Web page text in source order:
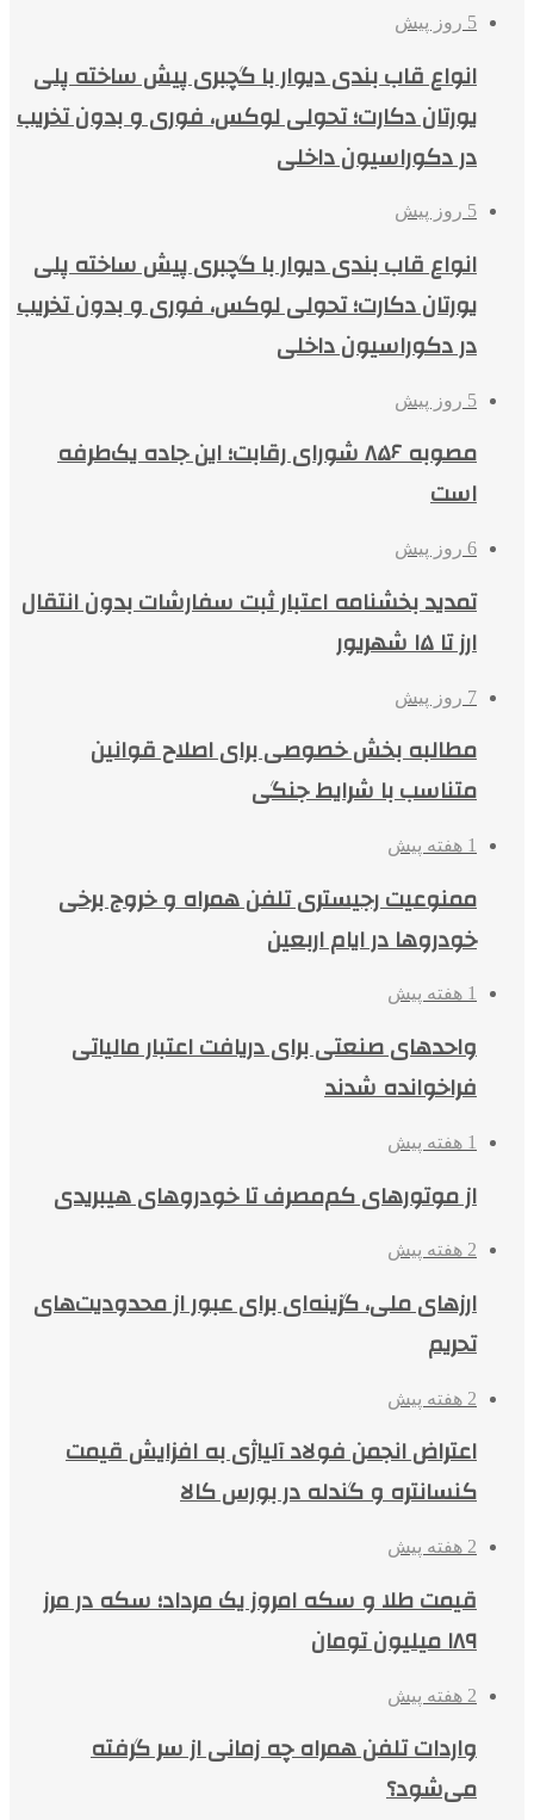
5 روز پیش
انواع قاب بندی دیوار با گچبری پیش ساخته پلی
یورتان دکارت؛ تحولی لوکس، فوری و بدون تخریب
در دکوراسیون داخلی
5 روز پیش
انواع قاب بندی دیوار با گچبری پیش ساخته پلی
یورتان دکارت؛ تحولی لوکس، فوری و بدون تخریب
در دکوراسیون داخلی
5 روز پیش
مصوبه ۸۵۶ شورای رقابت؛ این جاده یک‌طرفه
است
6 روز پیش
تمدید بخشنامه اعتبار ثبت سفارشات بدون انتقال
ارز تا ۱۵ شهریور
7 روز پیش
مطالبه بخش خصوصی برای اصلاح قوانین
متناسب با شرایط جنگی
1 هفته پیش
ممنوعیت رجیستری تلفن همراه و خروج برخی
خودروها در ایام اربعین
1 هفته پیش
واحدهای صنعتی برای دریافت اعتبار مالیاتی
فراخوانده شدند
1 هفته پیش
از موتورهای کم‌مصرف تا خودروهای هیبریدی
2 هفته پیش
ارزهای ملی، گزینه‌ای برای عبور از محدودیت‌های
تحریم
2 هفته پیش
اعتراض انجمن فولاد آلیاژی به افزایش قیمت
کنسانتره و گندله در بورس کالا
2 هفته پیش
قیمت طلا و سکه امروز یک مرداد؛ سکه در مرز
۱۸۹ میلیون تومان
2 هفته پیش
واردات تلفن همراه چه زمانی از سر گرفته
می‌شود؟